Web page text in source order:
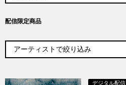
配信限定商品
デジタル配信